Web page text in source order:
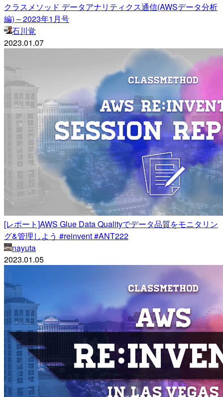
クラスメソッド データアナリティクス通信(AWSデータ分析
編) – 2023年1月号
石川覚
2023.01.07
[レポート]AWS Glue Data Qualityでデータ品質をモニタリン
グ&管理しよう #reinvent #ANT222
nayuta
2023.01.05